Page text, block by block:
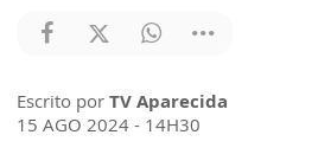
Escrito por TV Aparecida
15 AGO 2024 - 14H30